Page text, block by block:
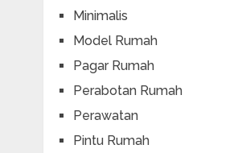
Minimalis
Model Rumah
Pagar Rumah
Perabotan Rumah
Perawatan
Pintu Rumah